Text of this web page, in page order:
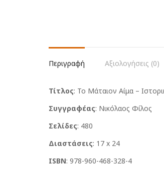
Περιγραφή Αξιολογήσεις (0)
Τίτλος: Το Μάταιον Αίμα –
Συγγραφέας: Νικόλαος Φίλος
Σελίδες: 480
Διαστάσεις: 17 x 24
ISBN: 978-960-468-328-4